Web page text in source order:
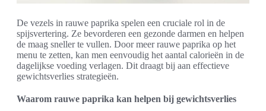
De vezels in rauwe paprika spelen een cruciale rol in de
spijsvertering. Ze bevorderen een gezonde darmen en helpen
de maag sneller te vullen. Door meer rauwe paprika op het
menu te zetten, kan men eenvoudig het aantal calorieën in de
dagelijkse voeding verlagen. Dit draagt bij aan effectieve
gewichtsverlies strategieën.
Waarom rauwe paprika kan helpen bij gewichtsverlies